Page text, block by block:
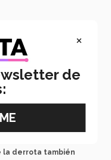
en el elenco de El
el escenario
la derrota también
×
de